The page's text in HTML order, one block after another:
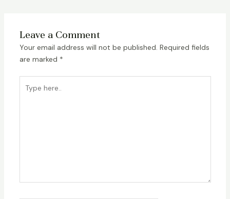
Leave a Comment
Your email address will not be published. Required fields
are marked *
here..